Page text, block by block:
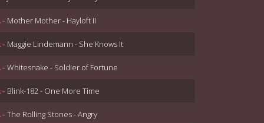
Mother Mother - Hayloft II
Maggie Lindemann - She Knows It
Whitesnake - Soldier of Fortune
Blink-182 - One More Time
The Rolling Stones - Angry